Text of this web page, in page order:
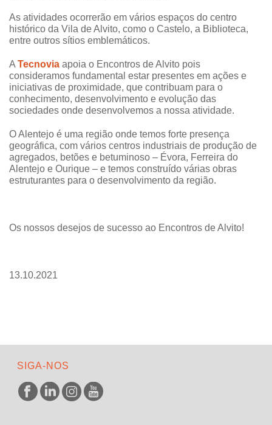
As atividades ocorrerão em vários espaços do centro
histórico da Vila de Alvito, como o Castelo, a Biblioteca,
entre outros sítios emblemáticos.
A Tecnovia apoia o Encontros de Alvito pois
consideramos fundamental estar presentes em ações e
iniciativas de proximidade, que contribuam para o
conhecimento, desenvolvimento e evolução das
sociedades onde desenvolvemos a nossa atividade.
O Alentejo é uma região onde temos forte presença
geográfica, com vários centros industriais de produção de
agregados, betões e betuminoso – Évora, Ferreira do
Alentejo e Ourique – e temos construído várias obras
estruturantes para o desenvolvimento da região.
Os nossos desejos de sucesso ao Encontros de Alvito!
13.10.2021
SIGA-NOS